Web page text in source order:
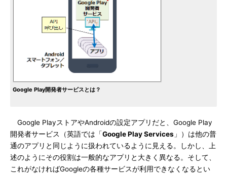
Google Play開発者サービスとは？
Google PlayストアやAndroidの設定アプリだと、Google Play
開発者サービス（英語では「Google Play Services 」）は他の普
通のアプリと同じように扱われているように見える。しかし、上
述のようにその役割は一般的なアプリと大きく異なる。そして、
これがなければGoogleの各種サービスが利用できなくなるとい